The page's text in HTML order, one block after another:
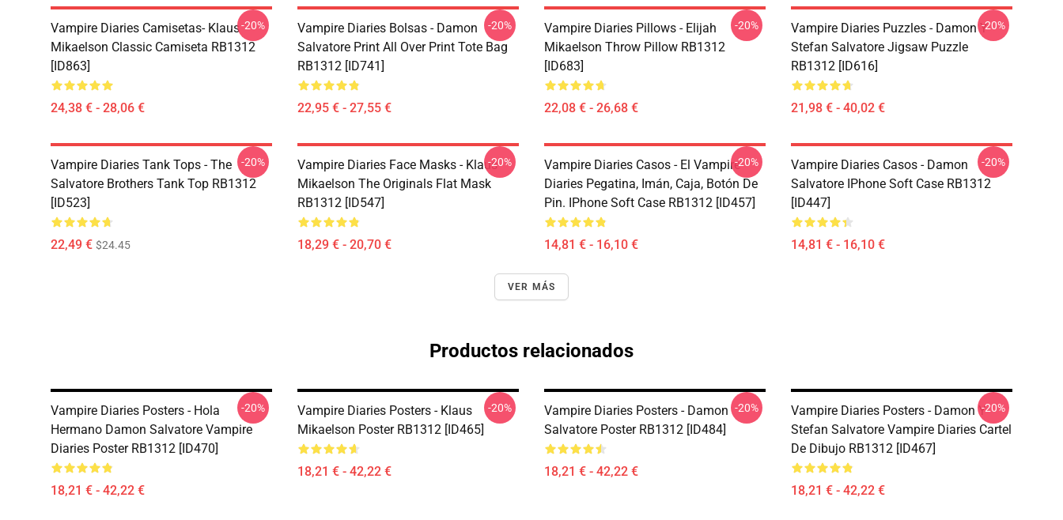
Vampire Diaries Camisetas- Klaus
Mikaelson Classic Camiseta RB1312
[ID863]
24,38 € - 28,06 €
-20%
Vampire Diaries Bolsas - Damon
Salvatore Print All Over Print Tote Bag
RB1312 [ID741]
22,95 € - 27,55 €
-20%
Vampire Diaries Pillows - Elijah
Mikaelson Throw Pillow RB1312
[ID683]
22,08 € - 26,68 €
-20%
Vampire Diaries Puzzles - Damon Y
Stefan Salvatore Jigsaw Puzzle
RB1312 [ID616]
21,98 € - 40,02 €
-20%
Vampire Diaries Tank Tops - The
Salvatore Brothers Tank Top RB1312
[ID523]
22,49 € $24.45
-20%
Vampire Diaries Face Masks - Klaus
Mikaelson The Originals Flat Mask
RB1312 [ID547]
18,29 € - 20,70 €
-20%
Vampire Diaries Casos - El Vampire
Diaries Pegatina, Imán, Caja, Botón De
Pin. IPhone Soft Case RB1312 [ID457]
14,81 € - 16,10 €
-20%
Vampire Diaries Casos - Damon
Salvatore IPhone Soft Case RB1312
[ID447]
14,81 € - 16,10 €
-20%
VER MÁS
Productos relacionados
Vampire Diaries Posters - Hola
Hermano Damon Salvatore Vampire
Diaries Poster RB1312 [ID470]
18,21 € - 42,22 €
-20%
Vampire Diaries Posters - Klaus
Mikaelson Poster RB1312 [ID465]
18,21 € - 42,22 €
-20%
Vampire Diaries Posters - Damon
Salvatore Poster RB1312 [ID484]
18,21 € - 42,22 €
-20%
Vampire Diaries Posters - Damon Y
Stefan Salvatore Vampire Diaries Cartel
De Dibujo RB1312 [ID467]
18,21 € - 42,22 €
-20%